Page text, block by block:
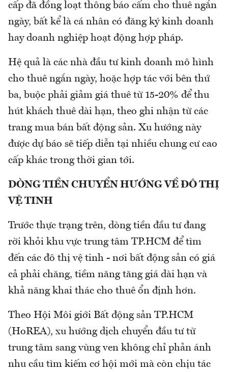
cấp đã đồng loạt thông báo cấm cho thuê ngắn
ngày, bất kể là cá nhân có đăng ký kinh doanh
hay doanh nghiệp hoạt động hợp pháp.
Hệ quả là các nhà đầu tư kinh doanh mô hình
cho thuê ngắn ngày, hoặc hợp tác với bên thứ
ba, buộc phải giảm giá thuê từ 15-20% để thu
hút khách thuê dài hạn, theo ghi nhận từ các
trang mua bán bất động sản. Xu hướng này
được dự báo sẽ tiếp diễn tại nhiều chung cư cao
cấp khác trong thời gian tới.
DÒNG TIỀN CHUYỂN HƯỚNG VỀ ĐÔ THỊ
VỆ TINH
Trước thực trạng trên, dòng tiền đầu tư đang
rời khỏi khu vực trung tâm TP.HCM để tìm
đến các đô thị vệ tinh - nơi bất động sản có giá
cả phải chăng, tiềm năng tăng giá dài hạn và
khả năng khai thác cho thuê ổn định hơn.
Theo Hội Môi giới Bất động sản TP.HCM
(HoREA), xu hướng dịch chuyển đầu tư từ
trung tâm sang vùng ven không chỉ phản ánh
nhu cầu tìm kiếm cơ hội mới mà còn chịu tác